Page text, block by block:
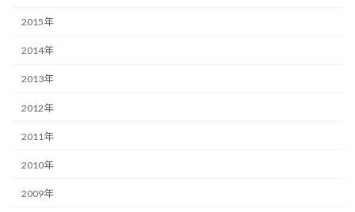
2015年
2014年
2013年
2012年
2011年
2010年
2009年